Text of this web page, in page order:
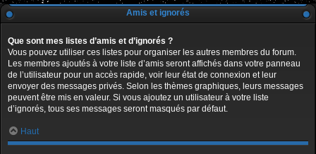
Amis et ignorés
Que sont mes listes d’amis et d’ignorés ?
Vous pouvez utiliser ces listes pour organiser les autres membres du forum.
Les membres ajoutés à votre liste d’amis seront affichés dans votre panneau
de l’utilisateur pour un accès rapide, voir leur état de connexion et leur
envoyer des messages privés. Selon les thèmes graphiques, leurs messages
peuvent être mis en valeur. Si vous ajoutez un utilisateur à votre liste
d’ignorés, tous ses messages seront masqués par défaut.
Haut